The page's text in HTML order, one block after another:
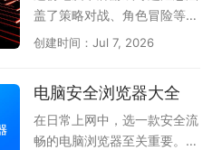
护方案。火绒安全软件还具备
能，全方位守护电脑安全。如
爽系统体验，这套火绒软件大
全便是非常理想的选择，强烈
推荐安装使用。
戏工具或游戏助手，它可以将
好玩的小游戏、页游、网游汇
聚到一起，不用下载就能玩；
游戏资讯、游戏补丁、查游戏
数据等服务；给玩家最畅快的
体验。在这里的游戏盒子软件
盖了策略对战、角色冒险等多
种玩法，天极软件专员为卡牌
石传说》作为经典之作，策略
深度强、竞技体系成熟；《月
圆之夜》以Roguelike卡牌玩
创建时间：Jul 7, 2026
电脑安全浏览器大全
在日常上网中，选一款安全流
畅的电脑浏览器至关重要。天